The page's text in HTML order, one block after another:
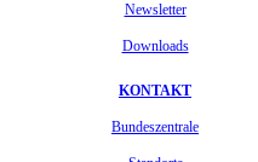
Newsletter
Downloads
KONTAKT
Bundeszentrale